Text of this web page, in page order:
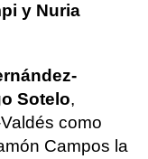
y Nuria
Sotelo,
como
Campos la